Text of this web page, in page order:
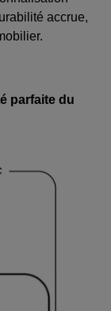
accrue,
parfaite du